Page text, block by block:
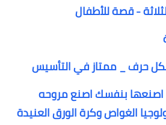
- قصة للأطفال
حرف _ ممتاز في التأسيس
اصنعها بنفسك اصنع مروحه
الغواص وكرة الورق العنيدة